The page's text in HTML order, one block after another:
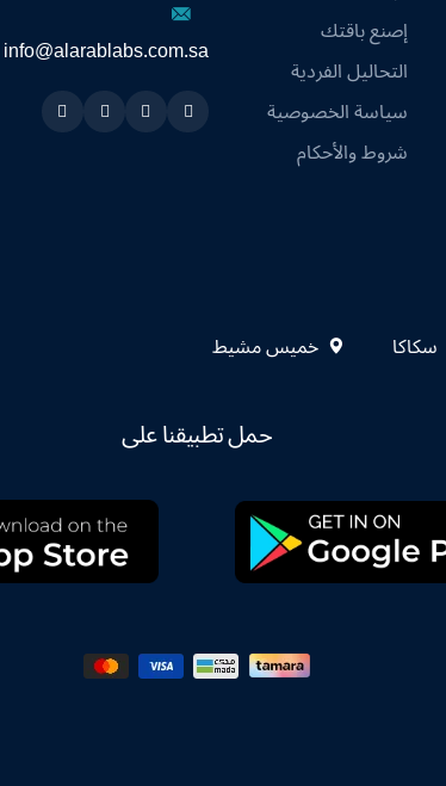
إصنع باقتك
التحاليل الفردية
سياسة الخصوصية
شروط والأحكام
info@alarablabs.com.sa
Snapchat
Twitter
Linkedin
Instagram
سكاكا خميس مشيط
حمل تطبيقنا على